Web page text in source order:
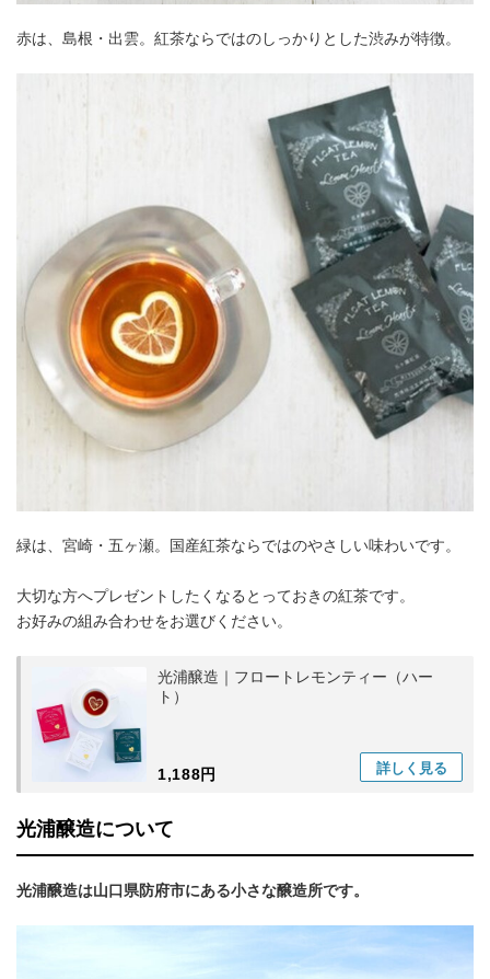
赤は、島根・出雲。紅茶ならではのしっかりとした渋みが特徴。
緑は、宮崎・五ヶ瀬。国産紅茶ならではのやさしい味わいです。
大切な方へプレゼントしたくなるとっておきの紅茶です。
お好みの組み合わせをお選びください。
光浦醸造｜フロートレモンティー（ハー
ト）
1,188円 詳しく 見る
光浦醸造について
光浦醸造は山口県防府市にある小さな醸造所です。